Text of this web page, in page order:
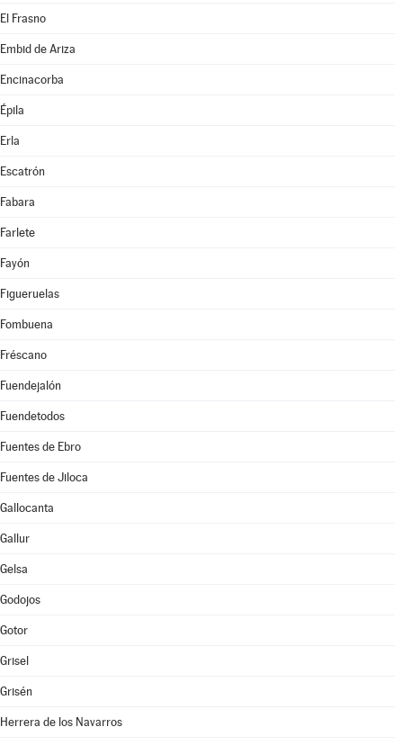
El Frasno
Embid de Ariza
Encinacorba
Épila
Erla
Escatrón
Fabara
Farlete
Fayón
Figueruelas
Fombuena
Fréscano
Fuendejalón
Fuendetodos
Fuentes de Ebro
Fuentes de Jiloca
Gallocanta
Gallur
Gelsa
Godojos
Gotor
Grisel
Grisén
Herrera de los Navarros